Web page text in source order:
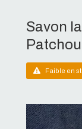
Savon
Faible en